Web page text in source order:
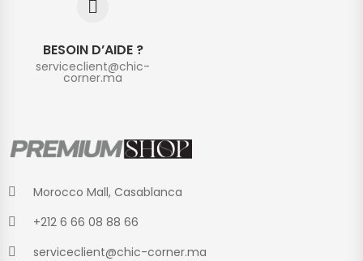
BESOIN D’AIDE ?
serviceclient@chic-
corner.ma
Morocco Mall, Casablanca
+212 6 66 08 88 66
serviceclient@chic-corner.ma